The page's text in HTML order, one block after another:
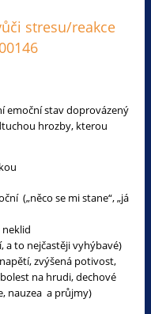
stresu/reakce
emoční stav doprovázený
hrozby, kterou
(„něco se mi stane“, „já
a to nejčastěji vyhýbavé)
zvýšená potivost,
na hrudi, dechové
nauzea a průjmy)